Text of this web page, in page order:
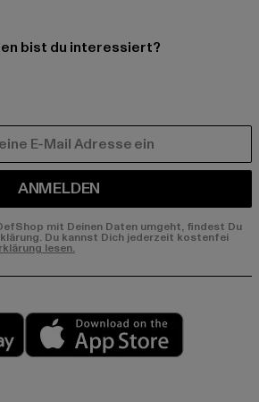
bist du interessiert?
ANMELDEN
mit Deinen Daten umgeht, findest Du
Du kannst Dich jederzeit kostenfei
lesen.
Play market